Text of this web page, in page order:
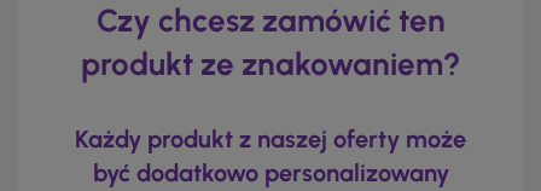
Czy chcesz zamówić ten
produkt ze znakowaniem?
Każdy produkt z naszej oferty może
być dodatkowo personalizowany